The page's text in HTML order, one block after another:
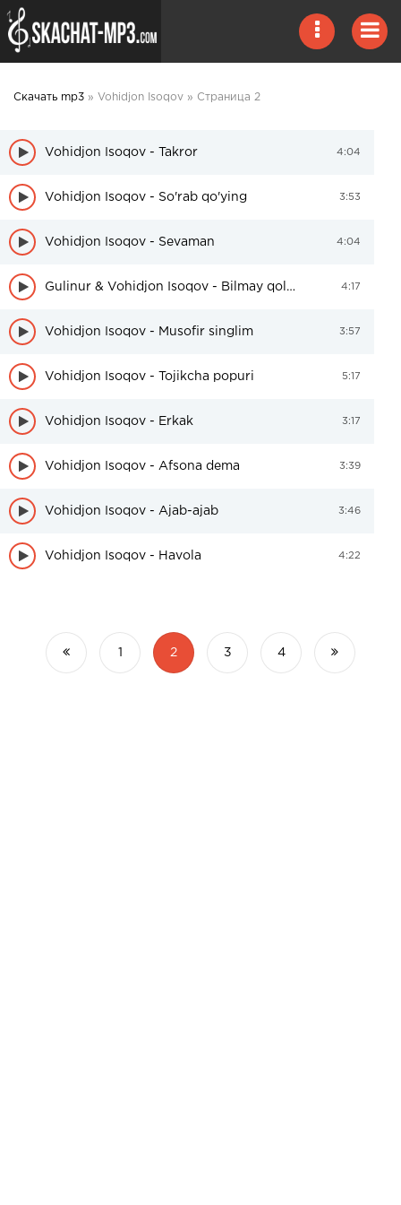
Скачать mp3 » Vohidjon Isoqov » Страница 2
Vohidjon Isoqov - Takror 4:04
Vohidjon Isoqov - So'rab qo'ying 3:53
Vohidjon Isoqov - Sevaman 4:04
Gulinur & Vohidjon Isoqov - Bilmay qoldim 4:17
Vohidjon Isoqov - Musofir singlim 3:57
Vohidjon Isoqov - Tojikcha popuri 5:17
Vohidjon Isoqov - Erkak 3:17
Vohidjon Isoqov - Afsona dema 3:39
Vohidjon Isoqov - Ajab-ajab 3:46
Vohidjon Isoqov - Havola 4:22
1 2 3 4